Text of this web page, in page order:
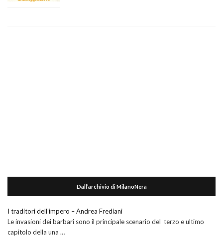
Dall’archivio di MilanoNera
I traditori dell’impero – Andrea Frediani
Le invasioni dei barbari sono il principale scenario del terzo e ultimo
capitolo della una …